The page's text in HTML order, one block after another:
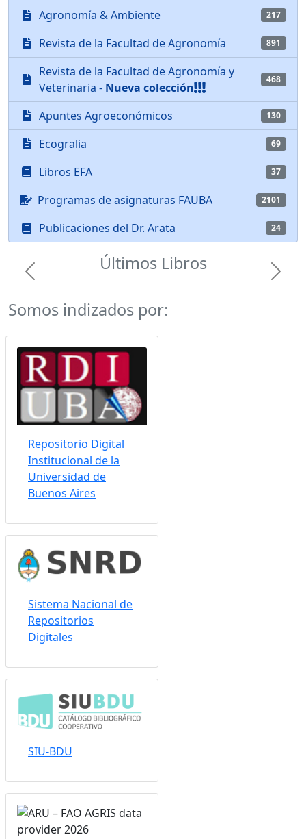
Agronomía & Ambiente 217
Revista de la Facultad de Agronomía 891
Revista de la Facultad de Agronomía y
Veterinaria - Nueva colección
468
Apuntes Agroeconómicos 130
Ecogralia 69
Libros EFA 37
Programas de asignaturas FAUBA 2101
Publicaciones del Dr. Arata 24
Últimos Libros
Previous Next
Somos indizados por:
Repositorio Digital
Institucional de la
Universidad de
Buenos Aires
Sistema Nacional de
Repositorios
Digitales
SIU-BDU